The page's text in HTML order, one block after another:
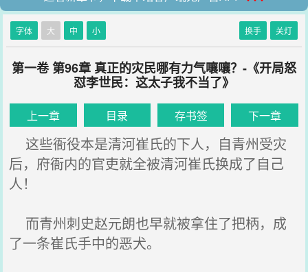
字体 大 中 小 换手 关灯
第一卷 第96章 真正的灾民哪有力气嚷嚷？-《开局怒
怼李世民：这太子我不当了》
上一章 目录 存书签 下一章
这些衙役本是清河崔氏的下人，自青州受灾
后，府衙内的官吏就全被清河崔氏换成了自己
人！
而青州刺史赵元朗也早就被拿住了把柄，成
了一条崔氏手中的恶犬。